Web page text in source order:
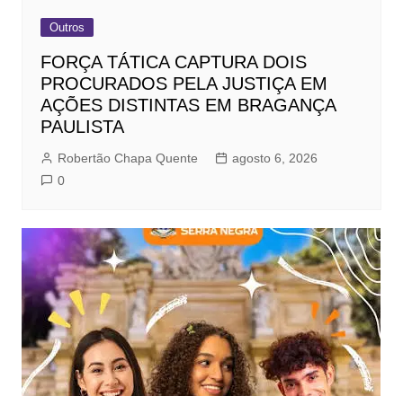
Outros
FORÇA TÁTICA CAPTURA DOIS
PROCURADOS PELA JUSTIÇA EM
AÇÕES DISTINTAS EM BRAGANÇA
PAULISTA
Robertão Chapa Quente
agosto 6, 2026
0